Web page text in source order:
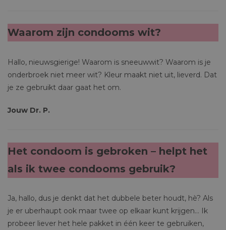
Waarom zijn condooms wit?
Hallo, nieuwsgierige! Waarom is sneeuwwit? Waarom is je
onderbroek niet meer wit? Kleur maakt niet uit, lieverd. Dat
je ze gebruikt daar gaat het om.
Jouw Dr. P.
Het condoom is gebroken – helpt het
als ik twee condooms gebruik?
Ja, hallo, dus je denkt dat het dubbele beter houdt, hè? Als
je er uberhaupt ook maar twee op elkaar kunt krijgen… Ik
probeer liever het hele pakket in één keer te gebruiken,